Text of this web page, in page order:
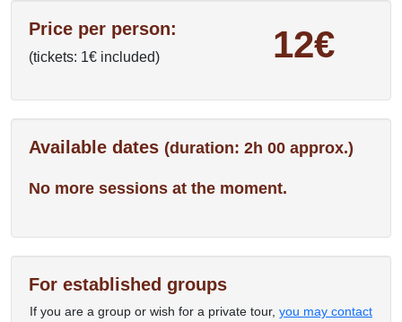
Price per person:
(tickets: 1€ included) 12€
Available dates (duration: 2h 00 approx.)
No more sessions at the moment.
For established groups
If you are a group or wish for a private tour, you may contact